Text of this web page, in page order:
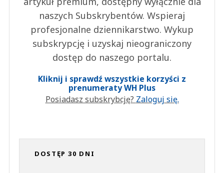
naszych Subskrybentów. Wspieraj
profesjonalne dziennikarstwo. Wykup
subskrypcję i uzyskaj nieograniczony
dostęp do naszego portalu.
Kliknij i sprawdź wszystkie korzyści z
prenumeraty WH Plus
Posiadasz subskrybcję? Zaloguj się.
DOSTĘP 30 DNI